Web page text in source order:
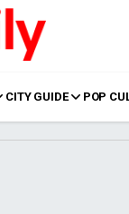
CITY GUIDE POP